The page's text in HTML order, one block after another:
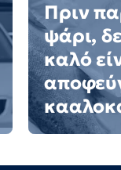
Πριν
ψάρι,
καλό